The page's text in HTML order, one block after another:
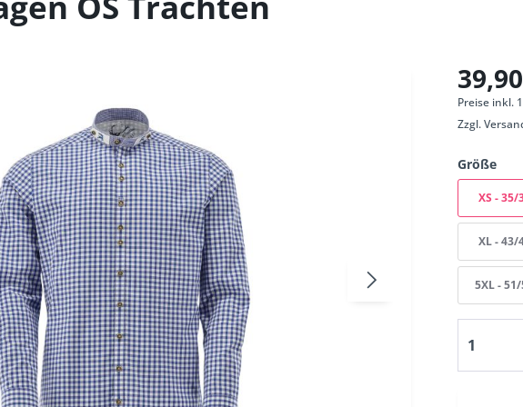
Preise inkl.
Zzgl.
Größe
XS - 35/
XL - 43/
5XL -